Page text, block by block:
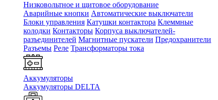
Низковольтное и щитовое оборудование
Аварийные кнопки Автоматические выключатели
Блоки управления Катушки контактора Клеммные
колодки Контакторы Корпуса выключателей-
разъединителей Магнитные пускатели Предохранители
Разъемы Реле Трансформаторы тока
Аккумуляторы
Аккумуляторы DELTA